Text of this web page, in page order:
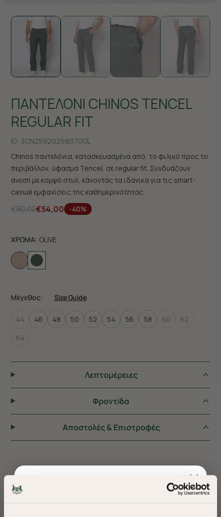
ΠΑΝΤΕΛΟΝΙ CHINOS TENCEL
REGULAR FIT
ID: 3CN2592025|B370OL
Chinos παντελόνια, κατασκευασμένα από, το φιλικό προς το
περιβάλλον, ύφασμα Tencel, σε regular fit. Συνδυάζουν
άνεση με κομψό στυλ, κάνοντάς τα ιδανικά για τις smart-
casual εμφανίσεις της καθημερινότητας.
€90,00€54,00 -40%
ΧΡΩΜΑ: OLIVE
Μέγεθος: Size Guide
44 46 48 50 52 54 56 58 60
62
64
Λεπτομέρειες
Φροντiδα
Αποστολές & Επιστροφές
ΠΡΟΤΕΙΝΟΥΜΕ ΓΙΑ ΕΣΑΣ